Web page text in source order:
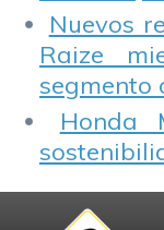
Nuevos
Raize
segmento
Honda